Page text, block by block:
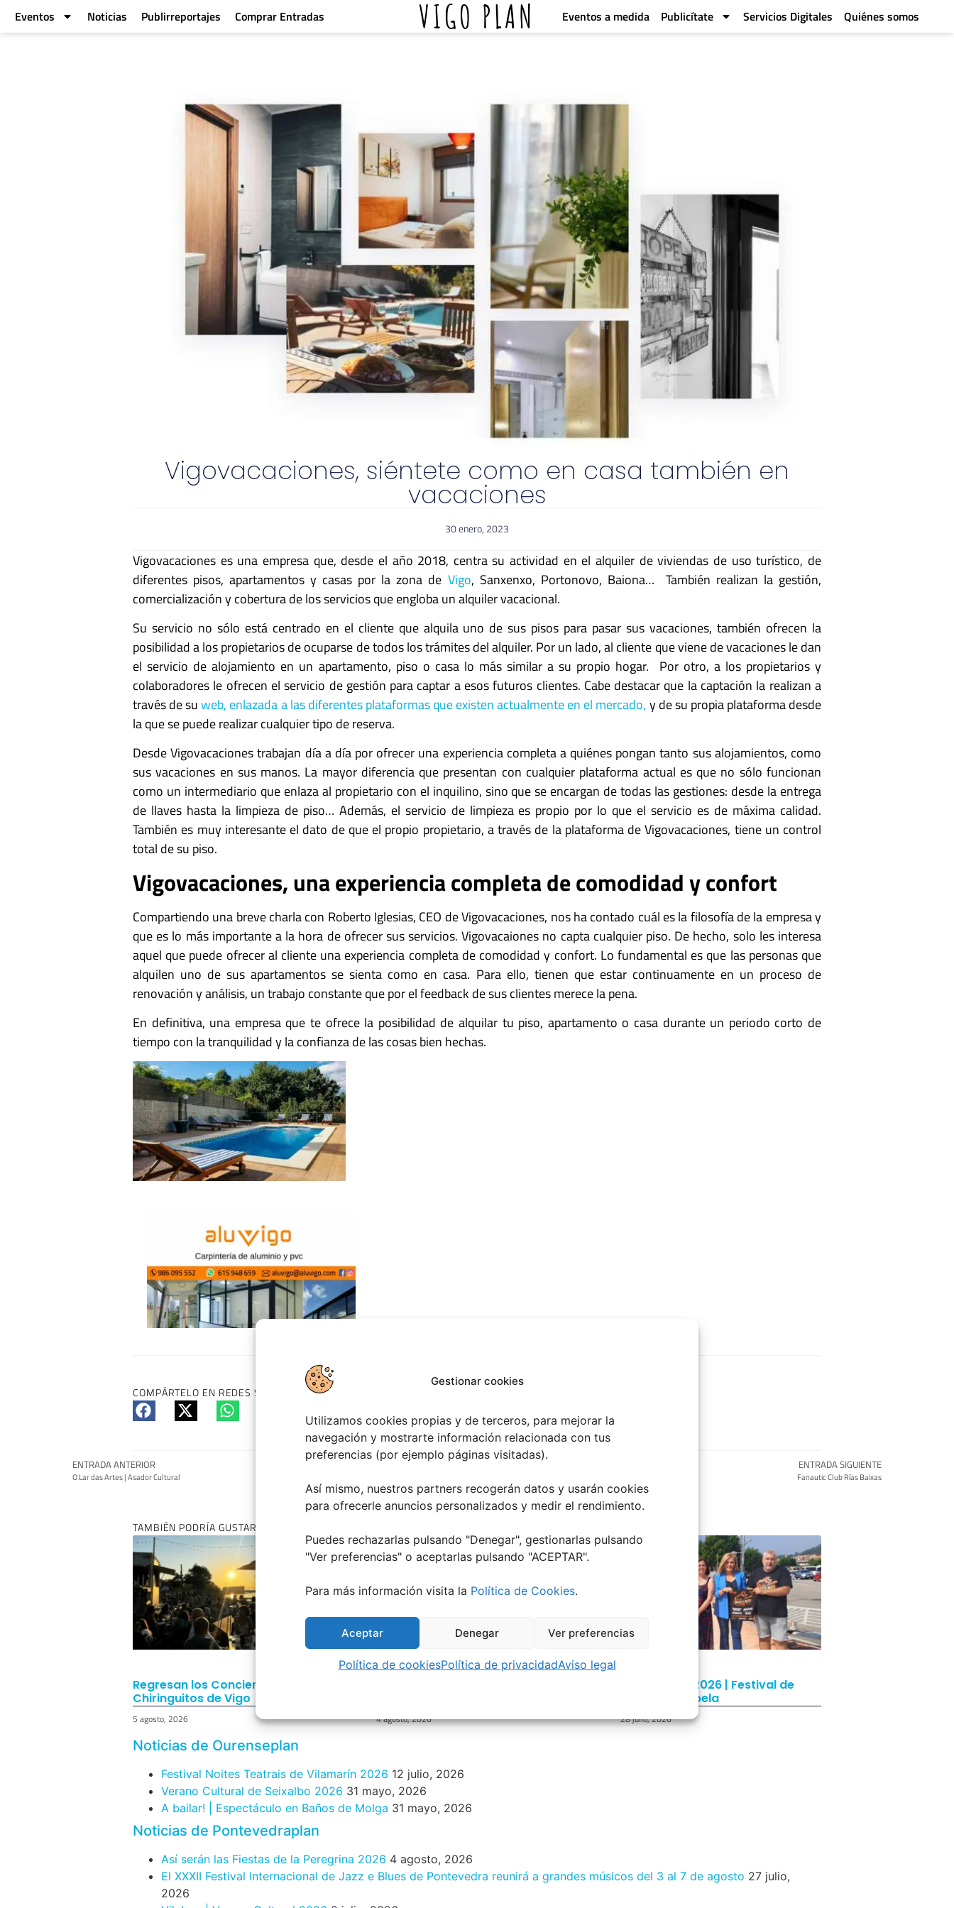
Gestionar cookies
Utilizamos cookies propias y de terceros, para mejorar la
navegación y mostrarte información relacionada con tus
preferencias (por ejemplo páginas visitadas).
Así mismo, nuestros partners recogerán datos y usarán cookies
para ofrecerle anuncios personalizados y medir el rendimiento.
Puedes rechazarlas pulsando "Denegar", gestionarlas pulsando
"Ver preferencias" o aceptarlas pulsando "ACEPTAR".
Para más información visita la Política de Cookies.
Aceptar Denegar Ver preferencias
Política de cookiesPolítica de privacidadAviso legal
Eventos Noticias Publirreportajes Comprar Entradas VIGO PLAN Eventos a medida Publicítate Servicios Digitales Quiénes somos
Vigovacaciones, siéntete como en casa también en
vacaciones
30 enero, 2023
Vigovacaciones es una empresa que, desde el año 2018, centra su actividad en el alquiler de viviendas de uso turístico, de
diferentes pisos, apartamentos y casas por la zona de Vigo, Sanxenxo, Portonovo, Baiona… También realizan la gestión,
comercialización y cobertura de los servicios que engloba un alquiler vacacional.
Su servicio no sólo está centrado en el cliente que alquila uno de sus pisos para pasar sus vacaciones, también ofrecen la
posibilidad a los propietarios de ocuparse de todos los trámites del alquiler. Por un lado, al cliente que viene de vacaciones le dan
el servicio de alojamiento en un apartamento, piso o casa lo más similar a su propio hogar. Por otro, a los propietarios y
colaboradores le ofrecen el servicio de gestión para captar a esos futuros clientes. Cabe destacar que la captación la realizan a
través de suweb, enlazada a las diferentes plataformas que existen actualmente en el mercado, y de su propia plataforma desde
la que se puede realizar cualquier tipo de reserva.
Desde Vigovacaciones trabajan día a día por ofrecer una experiencia completa a quiénes pongan tanto sus alojamientos, como
sus vacaciones en sus manos. La mayor diferencia que presentan con cualquier plataforma actual es que no sólo funcionan
como un intermediario que enlaza al propietario con el inquilino, sino que se encargan de todas las gestiones: desde la entrega
de llaves hasta la limpieza de piso… Además, el servicio de limpieza es propio por lo que el servicio es de máxima calidad.
También es muy interesante el dato de que el propio propietario, a través de la plataforma de Vigovacaciones, tiene un control
total de su piso.
Vigovacaciones, una experiencia completa de comodidad y confort
Compartiendo una breve charla con Roberto Iglesias, CEO de Vigovacaciones, nos ha contado cuál es la filosofía de la empresa y
que es lo más importante a la hora de ofrecer sus servicios. Vigovacaiones no capta cualquier piso. De hecho, solo les interesa
aquel que puede ofrecer al cliente una experiencia completa de comodidad y confort. Lo fundamental es que las personas que
alquilen uno de sus apartamentos se sienta como en casa. Para ello, tienen que estar continuamente en un proceso de
renovación y análisis, un trabajo constante que por el feedback de sus clientes merece la pena.
En definitiva, una empresa que te ofrece la posibilidad de alquilar tu piso, apartamento o casa durante un periodo corto de
tiempo con la tranquilidad y la confianza de las cosas bien hechas.
COMPÁRTELO EN REDES SI TE HA GUSTADO:
ENTRADA ANTERIOR
O Lar das Artes | Asador Cultural
ENTRADA SIGUIENTE
Fanautic Club Rías Baixas
TAMBIÉN PODRÍA GUSTARTE:
Regresan los Conciertos a los
Chiringuitos de Vigo
5 agosto, 2026 4 agosto, 2026
Berete Rock 2026 | Festival de
Rock de Chapela
28 julio, 2026
Noticias de Ourenseplan
Festival Noites Teatrais de Vilamarín 2026 12 julio, 2026
Verano Cultural de Seixalbo 2026 31 mayo, 2026
A bailar! | Espectáculo en Baños de Molga 31 mayo, 2026
Noticias de Pontevedraplan
Así serán las Fiestas de la Peregrina 2026 4 agosto, 2026
El XXXII Festival Internacional de Jazz e Blues de Pontevedra reunirá a grandes músicos del 3 al 7 de agosto 27 julio,
2026